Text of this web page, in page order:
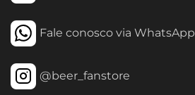
Fale conosco via WhatsApp
@beer_fanstore